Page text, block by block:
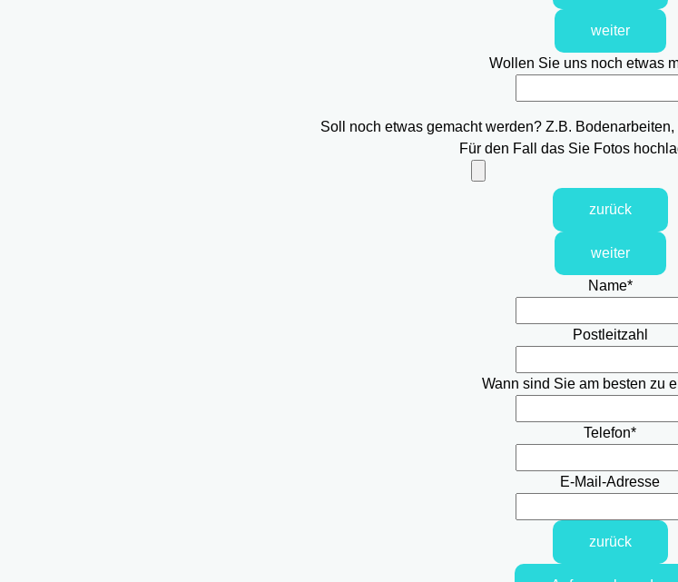
weiter
Wollen Sie uns noch etwas
Soll noch etwas gemacht werden? Z.B.
Für den Fall das Sie Fotos
zurück
weiter
Name*
Postleitzahl
Wann sind Sie am besten zu
Telefon*
E-Mail-Adresse
zurück